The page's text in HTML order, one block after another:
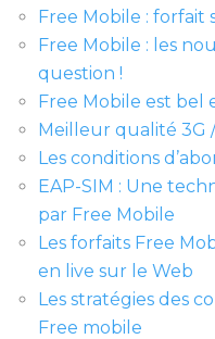
Free Mobile : forfait
Free Mobile : les
question !
Free Mobile est bel
Meilleur qualité 3G
Les conditions
EAP-SIM : Une
par Free Mobile
Les forfaits Free
en live sur le Web
Les stratégies des
Free mobile